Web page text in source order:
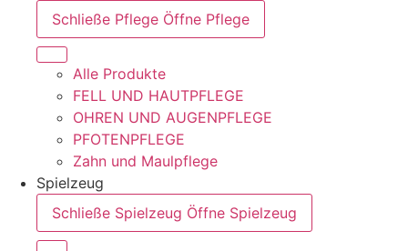
Schließe Pflege Öffne Pflege
Alle Produkte
FELL UND HAUTPFLEGE
OHREN UND AUGENPFLEGE
PFOTENPFLEGE
Zahn und Maulpflege
Spielzeug
Schließe Spielzeug Öffne Spielzeug